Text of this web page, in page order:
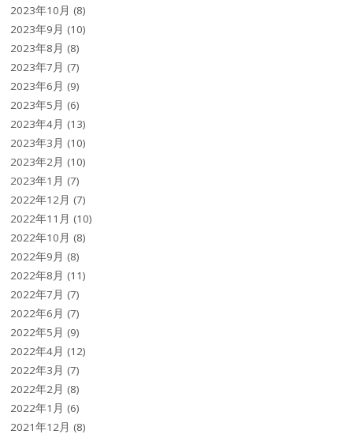
2023年10月 (8)
2023年9月 (10)
2023年8月 (8)
2023年7月 (7)
2023年6月 (9)
2023年5月 (6)
2023年4月 (13)
2023年3月 (10)
2023年2月 (10)
2023年1月 (7)
2022年12月 (7)
2022年11月 (10)
2022年10月 (8)
2022年9月 (8)
2022年8月 (11)
2022年7月 (7)
2022年6月 (7)
2022年5月 (9)
2022年4月 (12)
2022年3月 (7)
2022年2月 (8)
2022年1月 (6)
2021年12月 (8)